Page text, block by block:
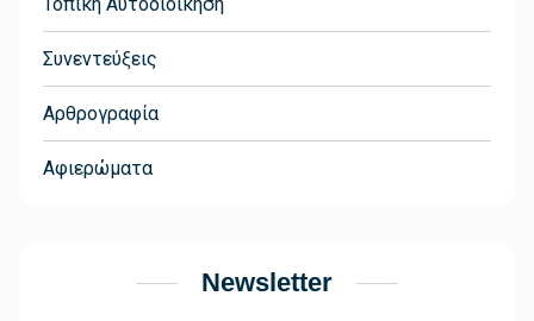
Συνεντεύξεις
Αρθρογραφία
Αφιερώματα
Newsletter